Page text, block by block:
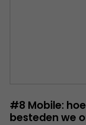
#8 Mobile:
besteden we